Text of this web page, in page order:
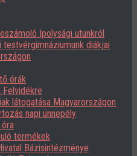
Ipolysági utunkról
testvérgimnáziumunk diákjai
órák
Felvidékre
látogatása Magyarországon
napi ünnepély
termékek
Bázisintézménye